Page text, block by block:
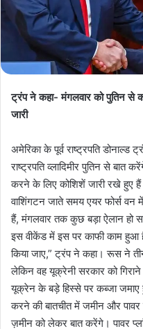
ट्रंप ने कहा- मंगलवार को पुतिन से
जारी
अमेरिका के पूर्व राष्ट्रपति डोनाल्ड
राष्ट्रपति व्लादिमीर पुतिन से
करने के लिए कोशिशें जारी रखे हुए
वाशिंगटन जाते समय एयर फोर्स वन
हैं, मंगलवार तक कुछ बड़ा ऐलान हो
इस वीकेंड में इस पर काफी काम हुआ
किया जाए,” ट्रंप ने कहा। रूस ने
लेकिन वह यूक्रेनी सरकार को
यूक्रेन के बड़े हिस्से पर कब्जा जमाए
करने की बातचीत में जमीन और पावर
ज़मीन को लेकर बात करेंगे। पावर